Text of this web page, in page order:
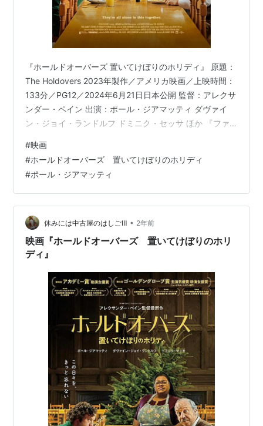
『ホールドオーバーズ 置いてけぼりのホリディ』 原題：
The Holdovers 2023年製作／アメリカ映画／上映時間：
133分／PG12／2024年6月21日日本公開 監督：アレクサ
ンダー・ペイン 出演：ポール・ジアマッティ ダヴァイ
ン・ジョイ・ランドルフ ドミニク・セッサ ほか 『ファ
旅』のアレクサンダー・ペイン監督が、『サイドウェ
イ』でもタッグを組んだポール・ジアマッティを主演に
迎えて描いた人間ドラマです。 2024年・第96回アカデ
ミー賞において、作品賞、主演男優賞（ジアマッテ
ィ）、脚本賞など計5部門にノミネートされ、ダヴァイ
ン・ジョ…
#映画
#ホールドオーバーズ 置いてけぼりのホリディ
#ポール・ジアマッティ
休みには中古屋のはしごⅢ • 2年前
映画『ホールドオーバーズ 置いてけぼりのホリ
ディ』